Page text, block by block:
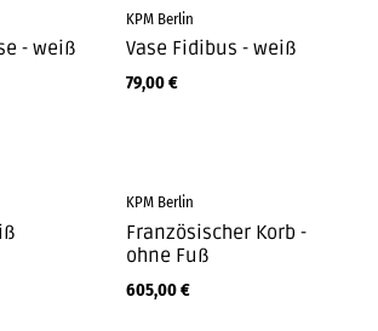
- weiß
KPM Berlin
Vase Fidibus - weiß
79,00€
KPM Berlin
Französischer Korb -
ohne Fuß
605,00€